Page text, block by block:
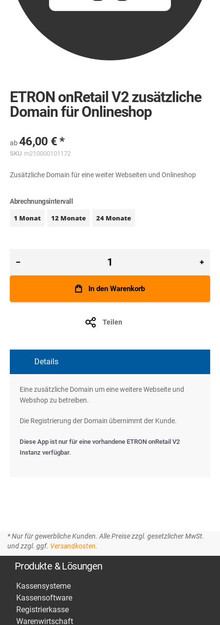
beginning
of
the
ETRON onRetail V2 zusätzliche
Domain für Onlineshop
ab46,00 €
SKU m210000101172
Zusätzliche Domain für eine weiter Webseiten und Onlineshop
Abrechnungsintervall
1 Monat 12 Monate 24 Monate
In den Warenkorb
Teilen
Details
Eine zusätzliche Domain um eine weitere Webseite und
Webshop zu betreiben.
Die Registrierung der Domain übernimmt der Kunde.
Diese App ist nur für eine vorhandene ETRON onRetail V2
Instanz verfügbar.
* Nur für gewerbliche Kunden. Alle Preise zzgl. gesetzlicher MwSt.
und zzgl. ggf. Versandkosten.
Produkte & Lösungen
Kassensysteme
Kassensoftware
Registrierkasse
Warenwirtschaft